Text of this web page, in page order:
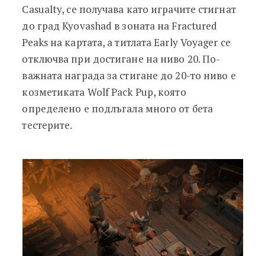
Casualty, се получава като играчите стигнат
до град Kyovashad в зоната на Fractured
Peaks на картата, а титлата Early Voyager се
отключва при достигане на ниво 20. По-
важната награда за стигане до 20-то ниво е
козметиката Wolf Pack Pup, която
определено е подлъгала много от бета
тестерите.